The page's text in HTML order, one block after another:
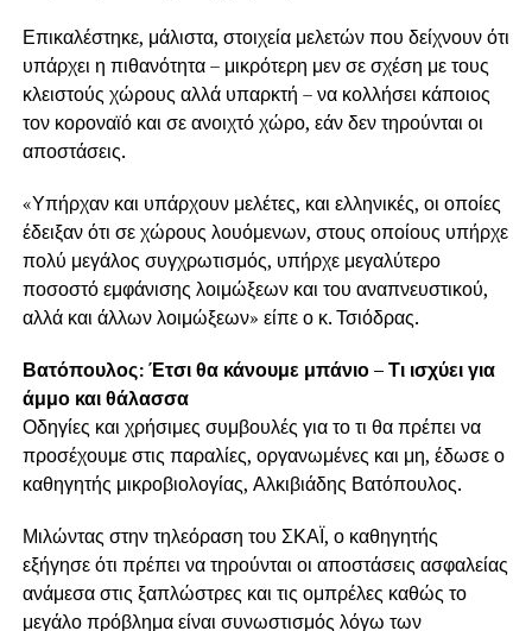
Επικαλέστηκε, μάλιστα, στοιχεία μελετών που δείχνουν ότι
υπάρχει η πιθανότητα – μικρότερη μεν σε σχέση με τους
κλειστούς χώρους αλλά υπαρκτή – να κολλήσει κάποιος
τον κοροναϊό και σε ανοιχτό χώρο, εάν δεν τηρούνται οι
αποστάσεις.
«Υπήρχαν και υπάρχουν μελέτες, και ελληνικές, οι οποίες
έδειξαν ότι σε χώρους λουόμενων, στους οποίους υπήρχε
πολύ μεγάλος συγχρωτισμός, υπήρχε μεγαλύτερο
ποσοστό εμφάνισης λοιμώξεων και του αναπνευστικού,
αλλά και άλλων λοιμώξεων» είπε ο κ. Τσιόδρας.
Βατόπουλος: Έτσι θα κάνουμε μπάνιο – Τι ισχύει για
άμμο και θάλασσα
Οδηγίες και χρήσιμες συμβουλές για το τι θα πρέπει να
προσέχουμε στις παραλίες, οργανωμένες και μη, έδωσε ο
καθηγητής μικροβιολογίας, Αλκιβιάδης Βατόπουλος.
Μιλώντας στην τηλεόραση του ΣΚΑΪ, ο καθηγητής
εξήγησε ότι πρέπει να τηρούνται οι αποστάσεις ασφαλείας
ανάμεσα στις ξαπλώστρες και τις ομπρέλες καθώς το
μεγάλο πρόβλημα είναι συνωστισμός λόγω των